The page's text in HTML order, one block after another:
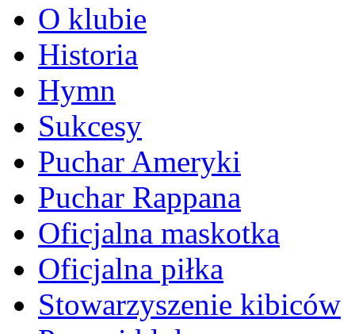
O klubie
Historia
Hymn
Sukcesy
Puchar Ameryki
Puchar Rappana
Oficjalna maskotka
Oficjalna piłka
Stowarzyszenie kibiców